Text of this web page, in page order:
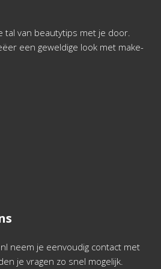
tal van beautytips met je door.
een geweldige look met make-
neem je eenvoudig contact met
je vragen zo snel mogelijk.